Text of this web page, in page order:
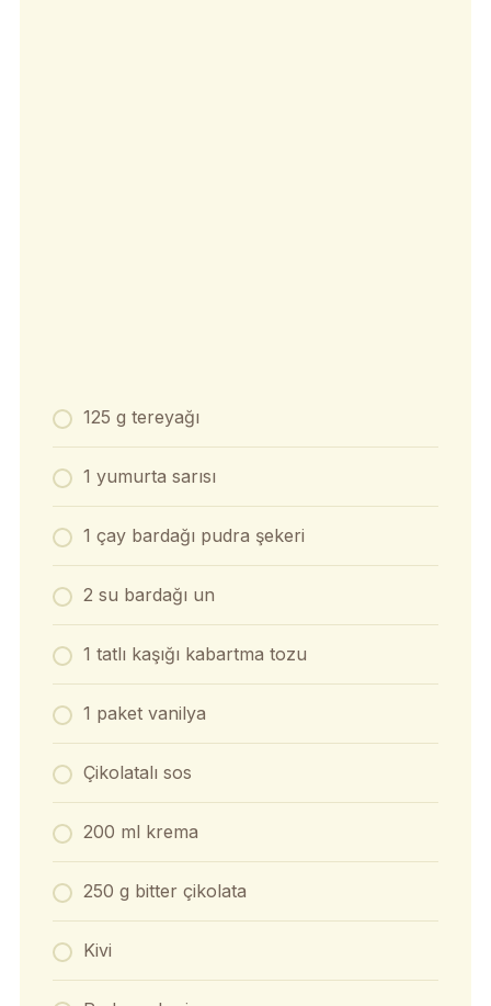
125 g tereyağı
1 yumurta sarısı
1 çay bardağı pudra şekeri
2 su bardağı un
1 tatlı kaşığı kabartma tozu
1 paket vanilya
Çikolatalı sos
200 ml krema
250 g bitter çikolata
Kivi